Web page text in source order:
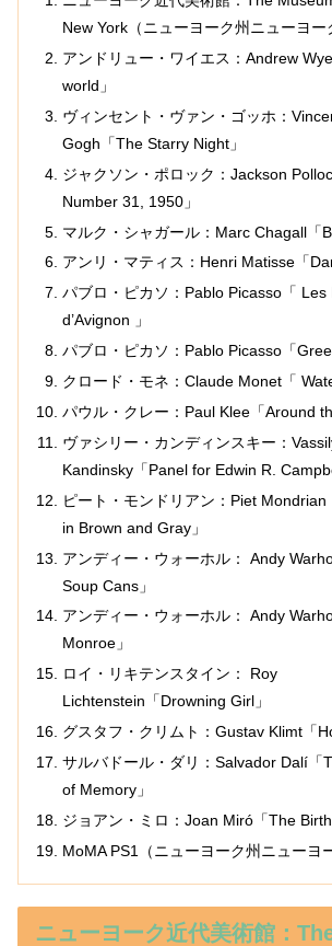
New York（ニューヨーク州ニューヨー
アンドリュー・ワイエス：Andrew
world」
ヴィンセント・ヴァン・ゴッホ：
Gogh「The Starry Night」
ジャクソン・ポロック：Jackson
Number 31, 1950」
マルク・シャガール：Marc Chagall「
アンリ・マティス：Henri Matisse「
パブロ・ピカソ：Pablo Picasso「 Les
d’Avignon 」
パブロ・ピカソ：Pablo Picasso「
クロード・モネ：Claude Monet「
パウル・クレー：Paul Klee「Around
ヴァシリー・カンディンスキー：
Kandinsky「Panel for Edwin R.
ピート・モンドリアン：Piet Mondrian
in Brown and Gray」
アンディー・ウォーホル： Andy
Soup Cans」
アンディー・ウォーホル： Andy
Monroe」
ロイ・リキテンスタイン： Roy
Lichtenstein「Drowning Girl」
グスタフ・クリムト：Gustav Klimt「
サルバドール・ダリ：Salvador Dalí「
of Memory」
ジョアン・ミロ：Joan Miró「The Birth
MoMA PS1（ニューヨーク州ニューヨ
ニューヨーク近代美術館：